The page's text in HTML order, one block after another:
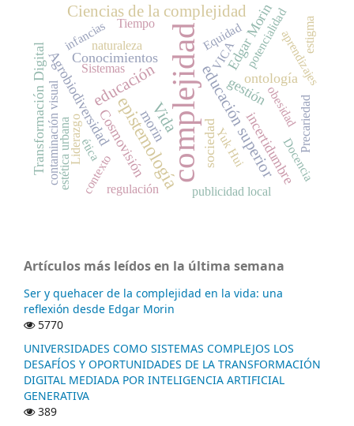
complejidad
epistemologíaeducación superior
Vida
educación
Ciencias de la complejidad
Agrobiodiversidad gestión
Cosmovisión
ontología
Conocimientos
Transformación Digital sociedad
morin
Edgar Morin
incertidumbre
naturaleza
infancias
publicidad local
contexto
Liderazgo
VICApotencialidad
obesidad
aprendizajes
contaminación visual ética
regulación
Yuk Hui Precariedad
estética urbana
Sistemas
estigma
Equidad
Docencia
Tiempo
Artículos más leídos en la última semana
Ser y quehacer de la complejidad en la vida: una
reflexión desde Edgar Morin
5770
UNIVERSIDADES COMO SISTEMAS COMPLEJOS LOS
DESAFÍOS Y OPORTUNIDADES DE LA TRANSFORMACIÓN
DIGITAL MEDIADA POR INTELIGENCIA ARTIFICIAL
GENERATIVA
389